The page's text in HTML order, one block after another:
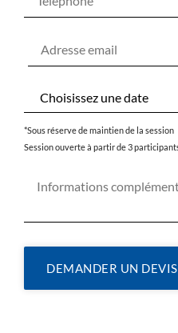
*Sous réserve de maintien de la session
Session ouverte à partir de 3
DEMANDER UN DEVIS